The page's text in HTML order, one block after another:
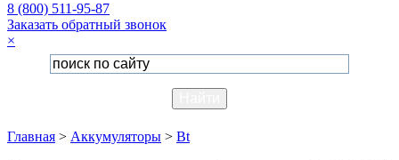
8 (800) 511-95-87
Заказать обратный звонок
×
Главная > Аккумуляторы > Bt